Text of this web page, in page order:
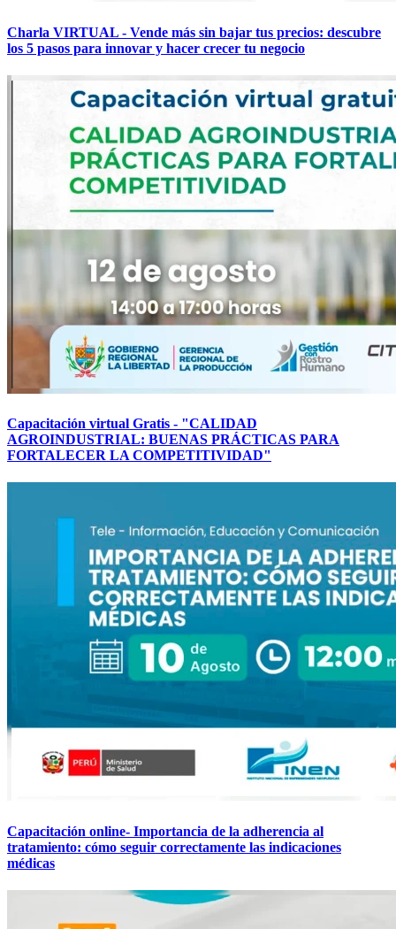
Charla VIRTUAL - Vende más sin bajar tus precios: descubre
los 5 pasos para innovar y hacer crecer tu negocio
Capacitación virtual Gratis - "CALIDAD
AGROINDUSTRIAL: BUENAS PRÁCTICAS PARA
FORTALECER LA COMPETITIVIDAD"
Capacitación online- Importancia de la adherencia al
tratamiento: cómo seguir correctamente las indicaciones
médicas